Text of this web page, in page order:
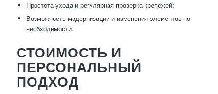
Простота ухода и регулярная проверка крепежей;
Возможность модернизации и изменения элементов по
необходимости.
СТОИМОСТЬ И
ПЕРСОНАЛЬНЫЙ
ПОДХОД